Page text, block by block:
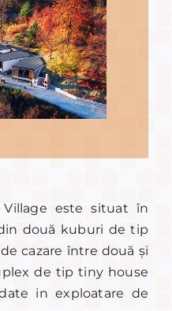
este situat în
două kuburi de tip
cazare între două și
de tip tiny house
in exploatare de